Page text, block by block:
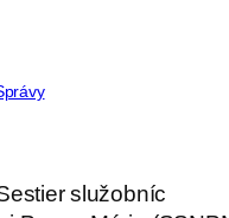
služobníc